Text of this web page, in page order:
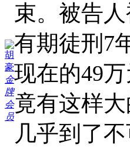
胡
豪
金
牌
会
员
束。被告
有期徒刑7
现在的49
竟有这样
几乎到了